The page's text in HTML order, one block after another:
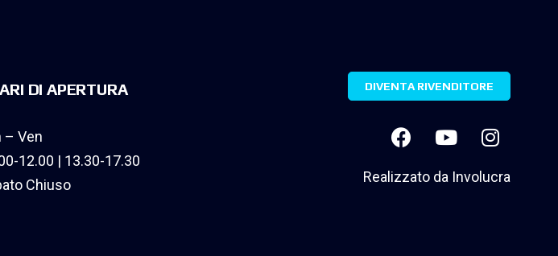
DI APERTURA
– Ven
12.00 | 13.30-17.30
Chiuso
DIVENTA RIVENDITORE
Realizzato da Involucra